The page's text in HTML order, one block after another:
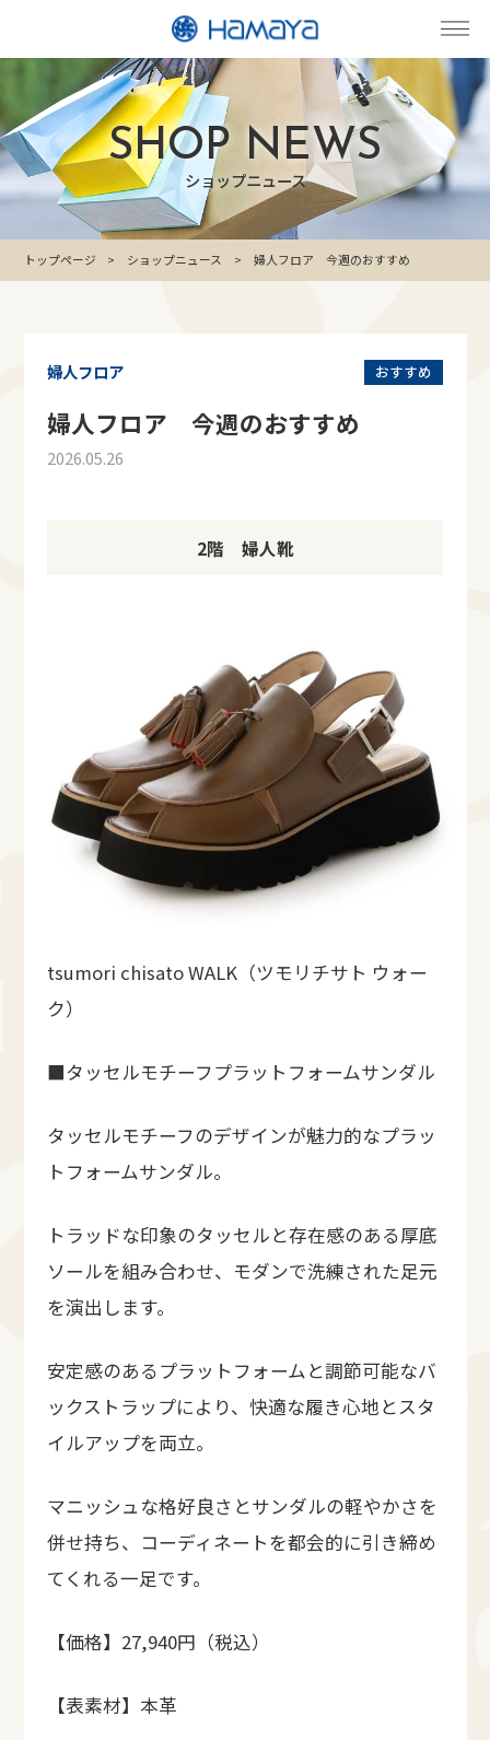
SHOP NEWS
ショップニュース
トップページ ショップニュース 婦人フロア 今週のおすすめ
おすすめ
婦人フロア
婦人フロア 今週のおすすめ
2026.05.26
2階 婦人靴
tsumori chisato WALK（ツモリチサト ウォー
ク）
■タッセルモチーフプラットフォームサンダル
タッセルモチーフのデザインが魅力的なプラッ
トフォームサンダル。
トラッドな印象のタッセルと存在感のある厚底
ソールを組み合わせ、モダンで洗練された足元
を演出します。
安定感のあるプラットフォームと調節可能なバ
ックストラップにより、快適な履き心地とスタ
イルアップを両立。
マニッシュな格好良さとサンダルの軽やかさを
併せ持ち、コーディネートを都会的に引き締め
てくれる一足です。
【価格】27,940円（税込）
【表素材】本革